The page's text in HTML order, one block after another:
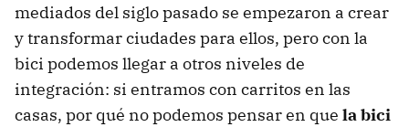
mediados del siglo pasado se empezaron a crear
y transformar ciudades para ellos, pero con la
bici podemos llegar a otros niveles de
integración: si entramos con carritos en las
casas, por qué no podemos pensar en que la bici